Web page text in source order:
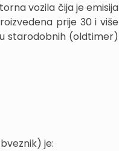
vozila čija je emisija
prije 30 i više
starodobnih (oldtimer)
je: